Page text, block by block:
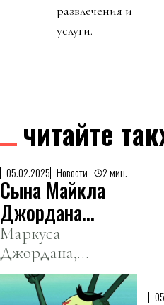
развлечения и
услуги.
читайте
05.02.2025 Новости 2 мин.
Сына Майкла
Джордана
арестовали
за вождение
в пьяном
Маркуса
Джордана,
сына
знаменитого